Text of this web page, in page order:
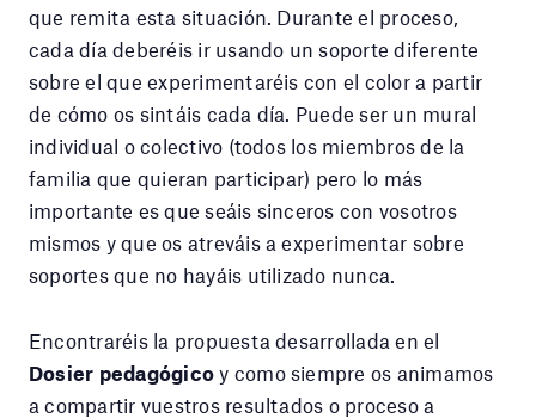
que remita esta situación. Durante el proceso,
cada día deberéis ir usando un soporte diferente
sobre el que experimentaréis con el color a partir
de cómo os sintáis cada día. Puede ser un mural
individual o colectivo (todos los miembros de la
familia que quieran participar) pero lo más
importante es que seáis sinceros con vosotros
mismos y que os atreváis a experimentar sobre
soportes que no hayáis utilizado nunca.
Encontraréis la propuesta desarrollada en el
Dosier pedagógico y como siempre os animamos
a compartir vuestros resultados o proceso a